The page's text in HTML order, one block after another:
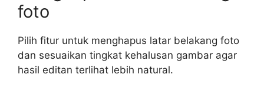
foto
Pilih fitur untuk menghapus latar belakang foto
dan sesuaikan tingkat kehalusan gambar agar
hasil editan terlihat lebih natural.